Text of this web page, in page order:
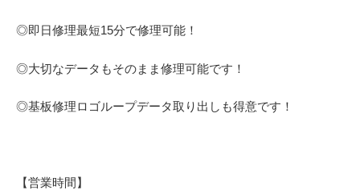
◎即日修理最短15分で修理可能！
◎大切なデータもそのまま修理可能です！
◎基板修理ロゴループデータ取り出しも得意です！
【営業時間】